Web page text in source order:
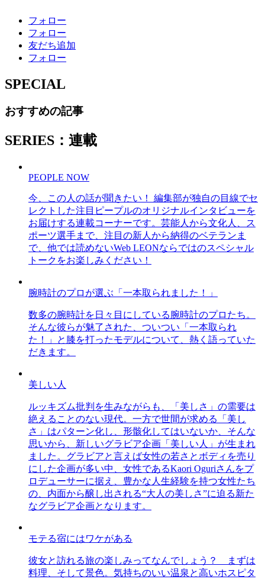
フォロー
フォロー
友だち追加
フォロー
SPECIAL
おすすめの記事
SERIES：連載
PEOPLE NOW
今、この人の話が聞きたい！ 編集部が独自の目線でセ
レクトした注目ピープルのオリジナルインタビューを
お届けする連載コーナーです。芸能人から文化人、ス
ポーツ選手まで、注目の新人から納得のベテランま
で、他では読めないWeb LEONならではのスペシャル
トークをお楽しみください！
腕時計のプロが選ぶ「一本取られました！」
数多の腕時計を日々目にしている腕時計のプロたち。
そんな彼らが魅了された、ついつい「一本取られ
た！」と膝を打ったモデルについて、熱く語っていた
だきます。
美しい人
ルッキズム批判を生みながらも、「美しさ」の需要は
絶えることのない現代。一方で世間が求める「美し
さ」はパターン化し、形骸化してはいないか、そんな
思いから、新しいグラビア企画「美しい人」が生まれ
ました。グラビアと言えば女性の若さとボディを売り
にした企画が多い中、女性であるKaori Oguriさんをプ
ロデューサーに据え、豊かな人生経験を持つ女性たち
の、内面から醸し出される“大人の美しさ”に迫る新た
なグラビア企画となります。
モテる宿にはワケがある
彼女と訪れる旅の楽しみってなんでしょう？ まずは
料理、そして景色。気持ちのいい温泉と高いホスピタ